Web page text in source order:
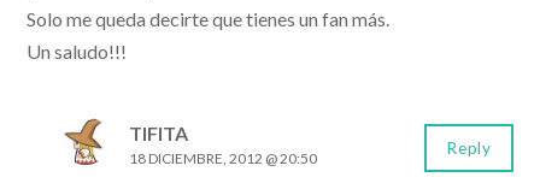
Solo me queda decirte que tienes un fan más.
Un saludo!!!
TIFITA
18 DICIEMBRE, 2012 @ 20:50
Reply